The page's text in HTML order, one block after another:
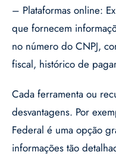
– Plataformas online:
que fornecem
no número do CNPJ,
fiscal, histórico de
Cada ferramenta ou
desvantagens. Por
Federal é uma opção
informações tão